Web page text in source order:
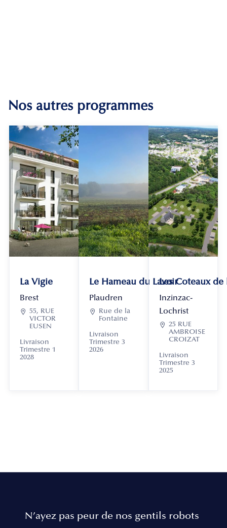
Nos autres programmes
La Vigie
Brest
 55, RUE
VICTOR
EUSEN
Livraison
Trimestre 1
2028
Le Hameau du Lavoir
Plaudren

Rue de la
Fontaine
Livraison
Trimestre 3
2026
Les Coteaux
Inzinzac-
Lochrist
 25 RUE
AMBROISE
CROIZAT
Livraison
Trimestre 3
2025
N’ayez pas peur de nos gentils robots